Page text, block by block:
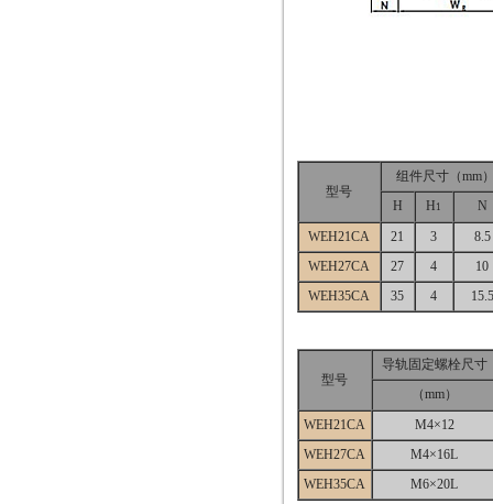
型号
组件尺寸（mm
H
H 1
N
WEH21CA
21 3
8.5
WEH27CA
27 4
10
WEH35CA
35 4 15.5
型号
导轨固定螺栓尺寸
（mm）
WEH21CA
M4×12
WEH27CA
M4×16L
WEH35CA
M6×20L